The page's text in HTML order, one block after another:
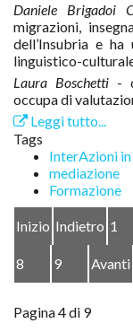
Daniele Brigadoi
migrazioni,
dell’Insubria e ha
linguistico-
Laura Boschetti-
occupa di
Leggi tutto...
Tags
InterAzioni
mediazione
Formazione
Inizio Indietro 1
8 9 Avanti
Pagina 4 di 9